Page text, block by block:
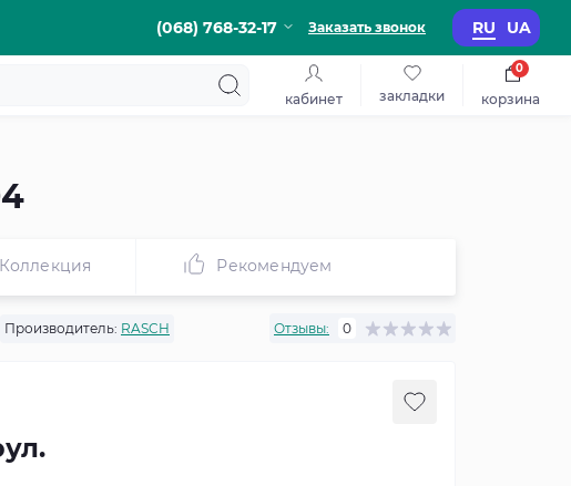
(068) 768-32-17 Заказать звонок RU UA
кабинет закладки корзина
0
Коллекция Рекомендуем
Производитель: RASCH Отзывы: 0